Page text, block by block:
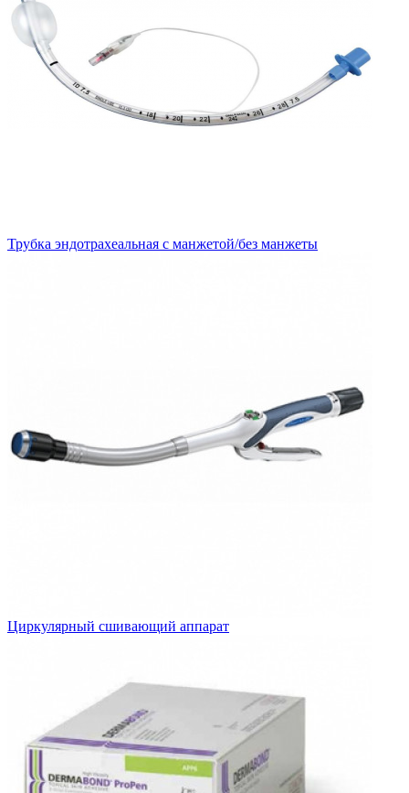
Трубка эндотрахеальная с манжетой/без манжеты
Циркулярный сшивающий аппарат